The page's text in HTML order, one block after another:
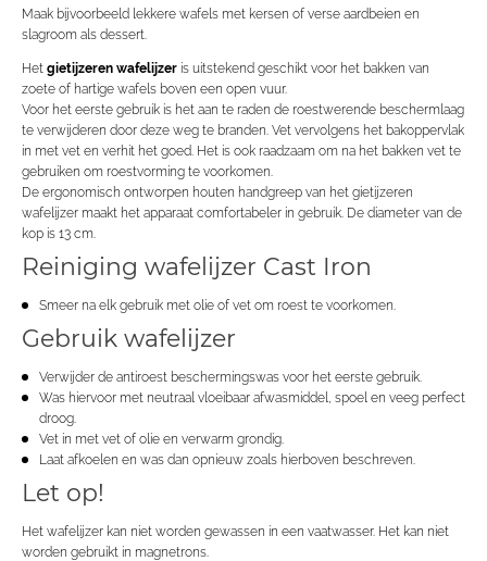
Maak bijvoorbeeld lekkere wafels met kersen of verse aardbeien en
slagroom als dessert.
Het gietijzeren wafelijzer is uitstekend geschikt voor het bakken van
zoete of hartige wafels boven een open vuur.
Voor het eerste gebruik is het aan te raden de roestwerende beschermlaag
te verwijderen door deze weg te branden. Vet vervolgens het bakoppervlak
in met vet en verhit het goed. Het is ook raadzaam om na het bakken vet te
gebruiken om roestvorming te voorkomen.
De ergonomisch ontworpen houten handgreep van het gietijzeren
wafelijzer maakt het apparaat comfortabeler in gebruik. De diameter van de
kop is 13 cm.
Reiniging wafelijzer Cast Iron
Smeer na elk gebruik met olie of vet om roest te voorkomen.
Gebruik wafelijzer
Verwijder de antiroest beschermingswas voor het eerste gebruik.
Was hiervoor met neutraal vloeibaar afwasmiddel, spoel en veeg perfect
droog.
Vet in met vet of olie en verwarm grondig.
Laat afkoelen en was dan opnieuw zoals hierboven beschreven.
Let op!
Het wafelijzer kan niet worden gewassen in een vaatwasser. Het kan niet
worden gebruikt in magnetrons.